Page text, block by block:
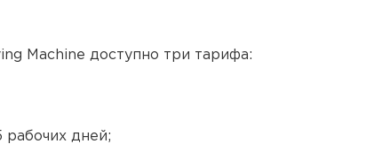
Machine доступно три тарифа:
рабочих дней;